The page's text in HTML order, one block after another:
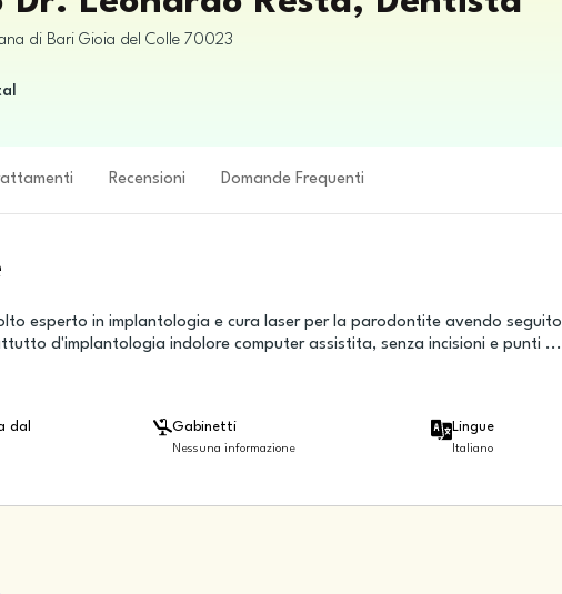
di Bari Gioia del Colle 70023
Recensioni Domande Frequenti
esperto in implantologia e cura laser per la parodontite avendo seguito
d'implantologia indolore computer assistita, senza incisioni e punti ...
dal Gabinetti
Nessuna informazione
Lingue
Italiano